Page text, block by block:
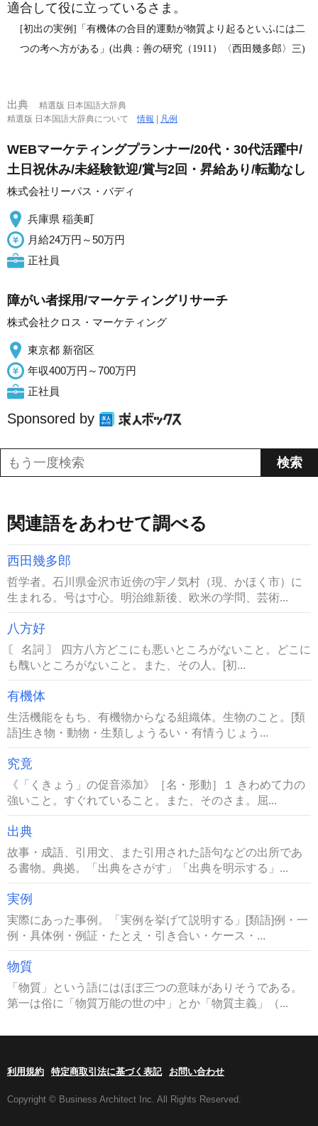
適合して役に立っているさま。
[初出の実例]「有機体の合目的運動が物質より起るといふには二
つの考へ方がある」(出典：善の研究（1911）〈西田幾多郎〉三)
出典
精選版 日本国語大辞典
精選版 日本国語大辞典について情報 凡例
WEBマーケティングプランナー/20代・30代活躍中/
土日祝休み/未経験歓迎/賞与2回・昇給あり/転勤なし
株式会社リーパス・バディ
兵庫県 稲美町
月給24万円～50万円
正社員
障がい者採用/マーケティングリサーチ
株式会社クロス・マーケティング
東京都 新宿区
年収400万円～700万円
正社員
Sponsored by
関連語をあわせて調べる
西田幾多郎
哲学者。石川県金沢市近傍の宇ノ気村（現、かほく市）に
生まれる。号は寸心。明治維新後、欧米の学問、芸術...
八方好
〘 名詞 〙 四方八方どこにも悪いところがないこと。どこに
も醜いところがないこと。また、その人。[初...
有機体
生活機能をもち、有機物からなる組織体。生物のこと。[類
語]生き物・動物・生類しょうるい・有情うじょう...
究竟
《「くきょう」の促音添加》［名・形動］１ きわめて力の
強いこと。すぐれていること。また、そのさま。屈...
出典
故事・成語、引用文、また引用された語句などの出所であ
る書物。典拠。「出典をさがす」「出典を明示する」...
実例
実際にあった事例。「実例を挙げて説明する」[類語]例・一
例・具体例・例証・たとえ・引き合い・ケース・...
物質
「物質」という語にはほぼ三つの意味がありそうである。
第一は俗に「物質万能の世の中」とか「物質主義」（...
利用規約 特定商取引法に基づく表記 お問い合わせ
Copyright © Business Architect Inc. All Rights Reserved.